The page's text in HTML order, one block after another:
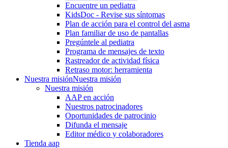
Encuentre un pediatra
KidsDoc - Revise sus síntomas
Plan de acción para el control del asma
Plan familiar de uso de pantallas
Pregúntele al pediatra
Programa de mensajes de texto
Rastre​​ador de activida​d física
Retraso motor: herramienta
Nuestra misiónNuestra misión
Nuestra misión
AAP en acción
Nuestros patrocinadores
Oportunidades de patrocinio
Difunda el mensaje
Editor médico y colaboradores
Tienda aap